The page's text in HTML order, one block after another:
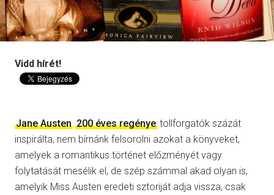
Vidd hírét!
Jane Austen 200 éves regénye tollforgatók százát
inspirálta, nem bírnánk felsorolni azokat a könyveket,
amelyek a romantikus történet előzményét vagy
folytatását mesélik el, de szép számmal akad olyan is,
amelyik Miss Austen eredeti sztoriját adja vissza, csak